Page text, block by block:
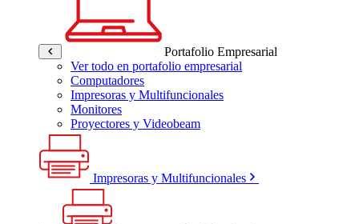
Portafolio Empresarial
Ver todo en portafolio empresarial
Computadores
Impresoras y Multifuncionales
Monitores
Proyectores y Videobeam
Impresoras y Multifuncionales